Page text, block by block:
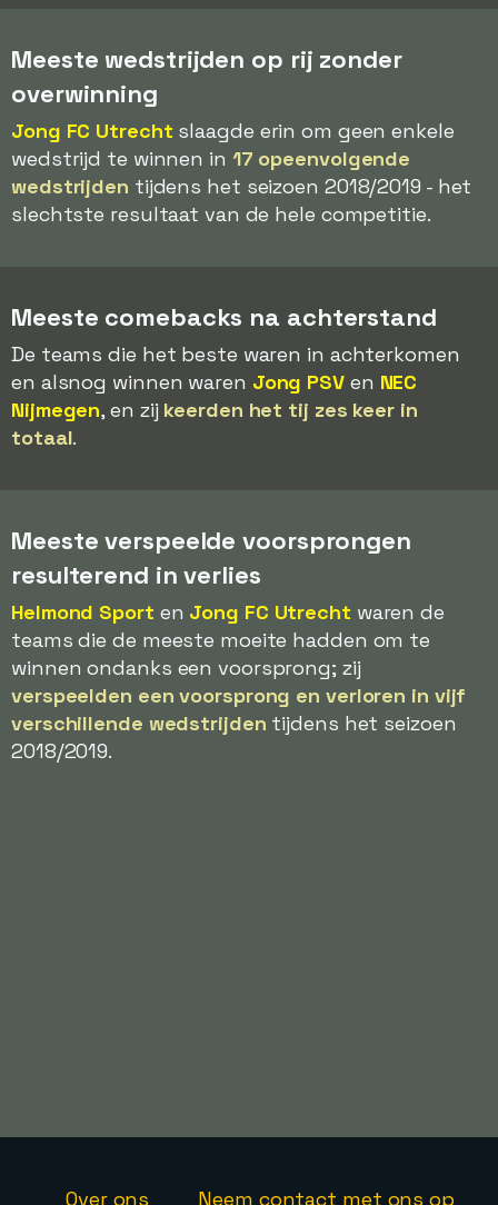
Meeste wedstrijden op rij zonder
overwinning
Jong FC Utrecht slaagde erin om geen enkele
wedstrijd te winnen in 17 opeenvolgende
wedstrijden tijdens het seizoen 2018/2019 - het
slechtste resultaat van de hele competitie.
Meeste comebacks na achterstand
De teams die het beste waren in achterkomen
en alsnog winnen waren Jong PSVen NEC
Nijmegen, en zij keerden het tij zes keer in
totaal.
Meeste verspeelde voorsprongen
resulterend in verlies
Helmond Sport en Jong FC Utrecht waren de
teams die de meeste moeite hadden om te
winnen ondanks een voorsprong; zij
verspeelden een voorsprong en verloren in vijf
verschillende wedstrijden tijdens het seizoen
2018/2019.
Over ons Neem contact met ons op